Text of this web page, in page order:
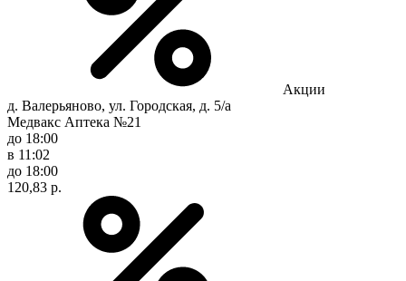
Акции
д. Валерьяново, ул. Городская, д. 5/а
Медвакс Аптека №21
до 18:00
в 11:02
до 18:00
120,83 р.